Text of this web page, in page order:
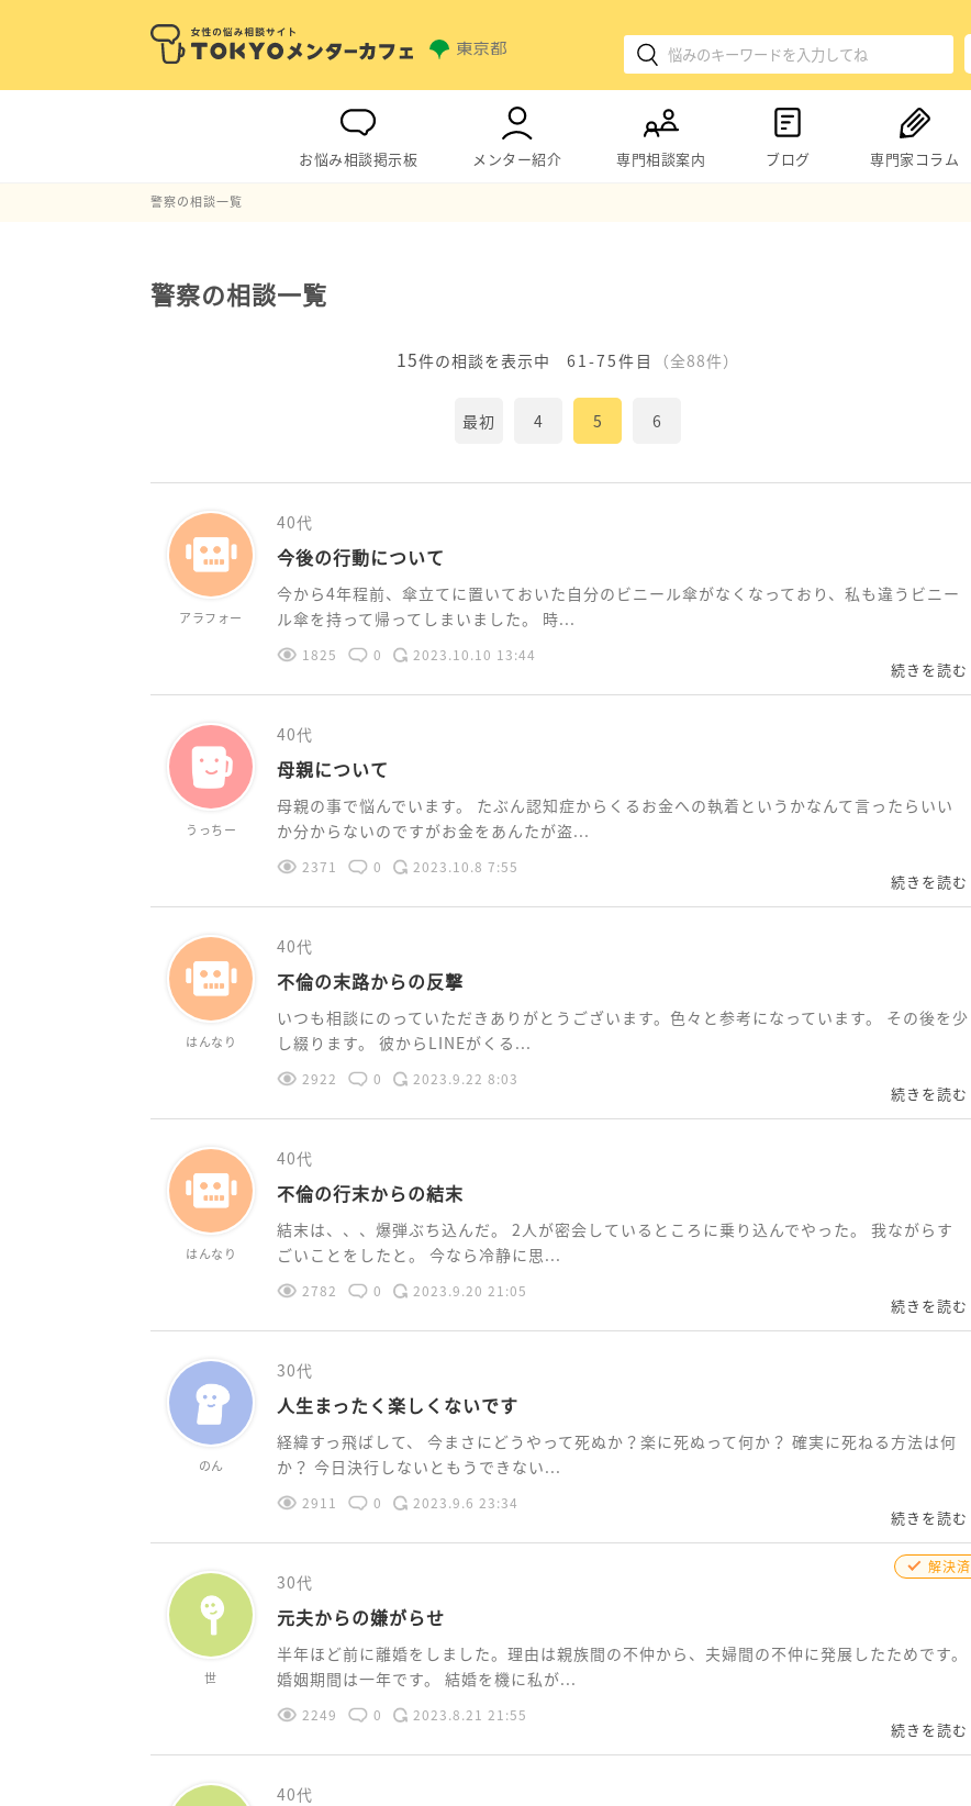
お悩み相談掲示板 メンター紹介 専門相談案内 ブログ 専門家コラム
警察の相談一覧
警察の相談一覧
15件の相談を表示中 61-75件目 （全88件）
最初 4 5 6
アラフォー
40代
今後の行動について
今から4年程前、傘立てに置いておいた自分のビニール傘がなくなっており、私も違うビニー
ル傘を持って帰ってしまいました。 時...
1825 0 2023.10.10 13:44
続きを読む
うっちー
40代
母親について
母親の事で悩んでいます。 たぶん認知症からくるお金への執着というかなんて言ったらいい
か分からないのですがお金をあんたが盗...
2371 0 2023.10.8 7:55
続きを読む
はんなり
40代
不倫の末路からの反撃
いつも相談にのっていただきありがとうございます。色々と参考になっています。 その後を少
し綴ります。 彼からLINEがくる...
2922 0 2023.9.22 8:03
続きを読む
はんなり
40代
不倫の行末からの結末
結末は、、、爆弾ぶち込んだ。 2人が密会しているところに乗り込んでやった。 我ながらす
ごいことをしたと。 今なら冷静に思...
2782 0 2023.9.20 21:05
続きを読む
のん
30代
人生まったく楽しくないです
経緯すっ飛ばして、 今まさにどうやって死ぬか？楽に死ぬって何か？ 確実に死ねる方法は何
か？ 今日決行しないともうできない...
2911 0 2023.9.6 23:34
続きを読む
世
解決済
30代
元夫からの嫌がらせ
半年ほど前に離婚をしました。理由は親族間の不仲から、夫婦間の不仲に発展したためです。
婚姻期間は一年です。 結婚を機に私が...
2249 0 2023.8.21 21:55
続きを読む
40代